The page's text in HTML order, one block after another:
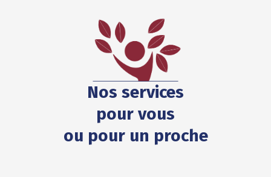
Nos services
pour vous
ou pour un proche